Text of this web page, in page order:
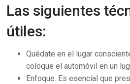
Las siguientes
útiles:
Quédate en el lugar
coloque el automóvil en un
Enfoque. Es esencial que